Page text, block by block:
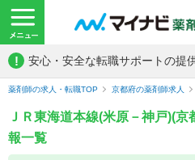
! 安心・安全な転職サポートの提
薬剤師の求人・転職TOP 京都府の薬剤師求人
ＪＲ東海道本線(米原－神戸)(
報一覧